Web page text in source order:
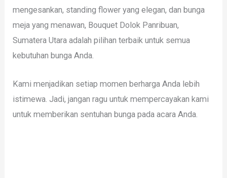
mengesankan, standing flower yang elegan, dan bunga
meja yang menawan, Bouquet Dolok Panribuan,
Sumatera Utara adalah pilihan terbaik untuk semua
kebutuhan bunga Anda.
Kami menjadikan setiap momen berharga Anda lebih
istimewa. Jadi, jangan ragu untuk mempercayakan kami
untuk memberikan sentuhan bunga pada acara Anda.